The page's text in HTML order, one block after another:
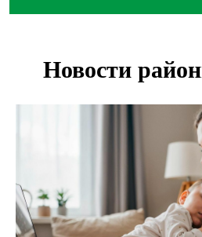
Высокая пожароопасность IV
Двойня выдрят родилась в
Гриб-зомби обнаружен в лесу у
ХК «Сибирь» подписал контракт
Стэнли Евгением Кузнецовым